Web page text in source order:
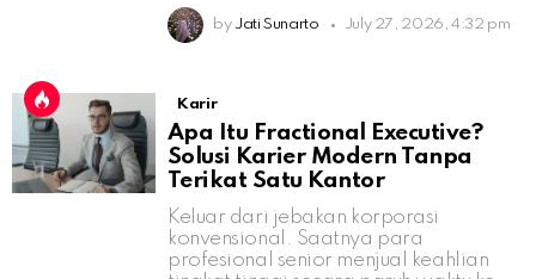
by Jati Sunarto July 27, 2026, 4:32 pm
Karir
Apa Itu Fractional Executive?
Solusi Karier Modern Tanpa
Terikat Satu Kantor
Keluar dari jebakan korporasi
konvensional. Saatnya para
profesional senior menjual keahlian